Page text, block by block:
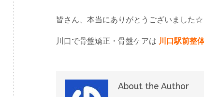
皆さん、本当にありがとうございました☆
川口で骨盤矯正・骨盤ケアは 川口駅前整
About the Author